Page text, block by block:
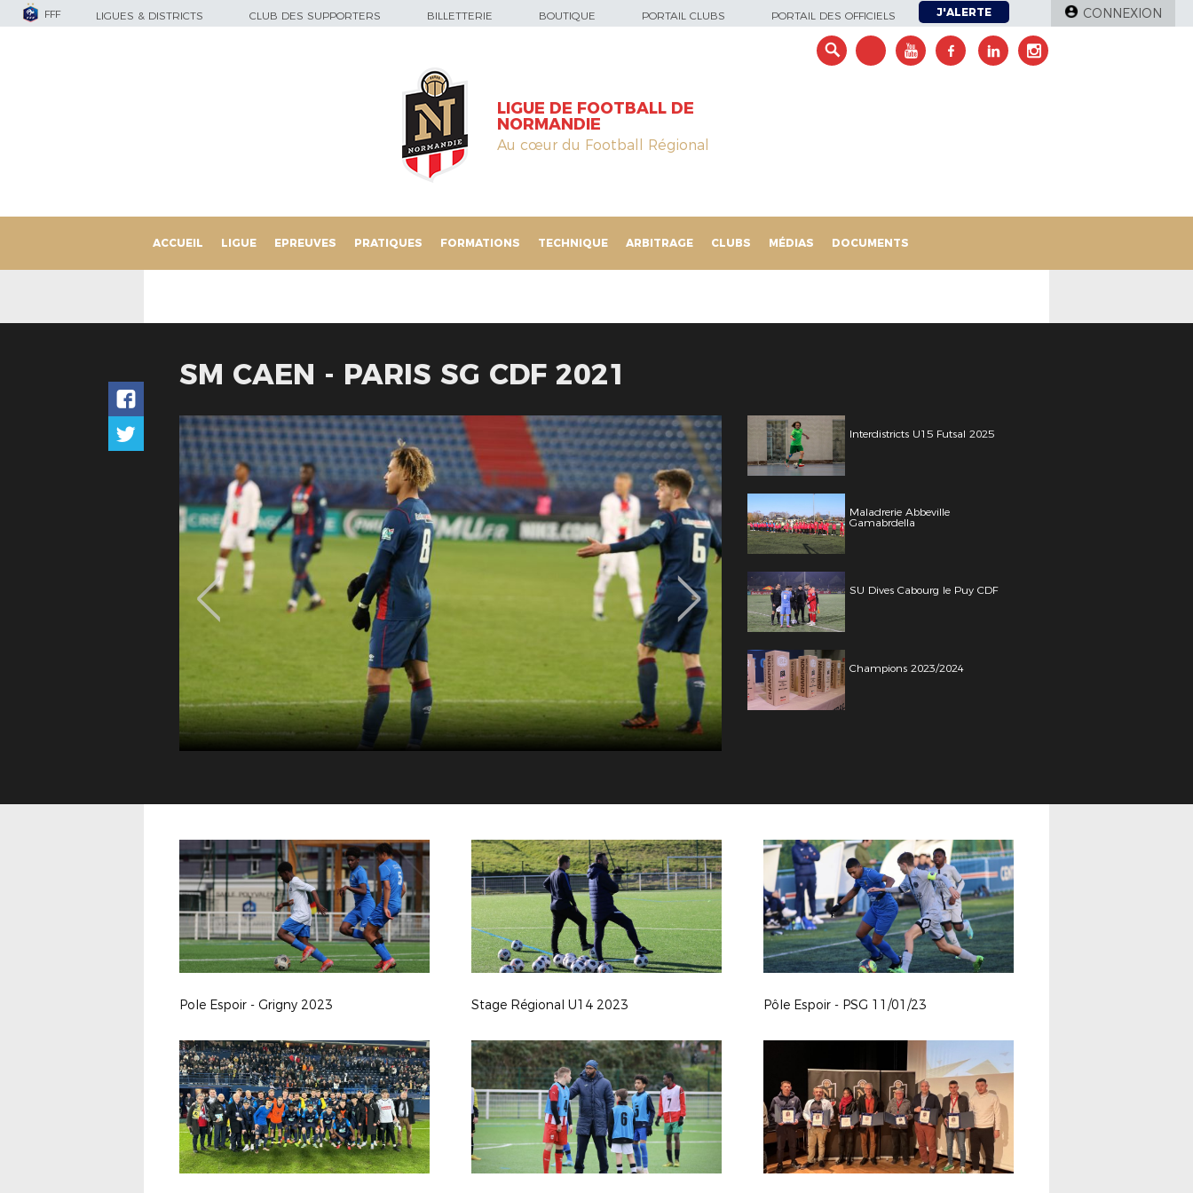
FFF LIGUES & DISTRICTS CLUB DES SUPPORTERS BILLETTERIE BOUTIQUE PORTAIL CLUBS PORTAIL DES OFFICIELS J'ALERTE CONNEXION
LIGUE DE FOOTBALL DE
NORMANDIE
Au cœur du Football Régional
ACCUEIL LIGUE EPREUVES PRATIQUES FORMATIONS TECHNIQUE ARBITRAGE CLUBS MÉDIAS DOCUMENTS
SM CAEN - PARIS SG CDF 2021
Interdistricts U15 Futsal 2025
Maladrerie Abbeville
Gamabrdella
SU Dives Cabourg le Puy CDF
Champions 2023/2024
Pole Espoir - Grigny 2023 Stage Régional U14 2023 Pôle Espoir - PSG 11/01/23